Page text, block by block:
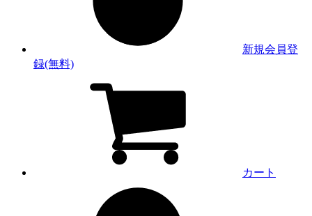
新規会員登
録(無料)
カート